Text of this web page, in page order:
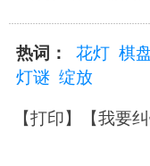
热词： 花灯 棋
灯谜 绽放
【打印】【我要